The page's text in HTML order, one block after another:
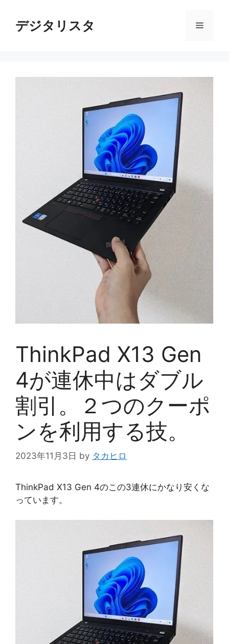
デジタリスタ メ
ー
ThinkPad X13 Gen
4が連休中はダブル
割引。２つのクーポ
ンを利用する技。
2023年11月3日 by タカヒロ
ThinkPad X13 Gen 4のこの3連休にかなり安くな
っています。